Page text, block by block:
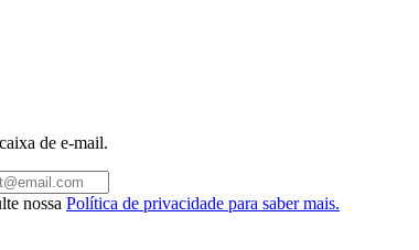
de e-mail.
nossa Política de privacidade para saber mais.